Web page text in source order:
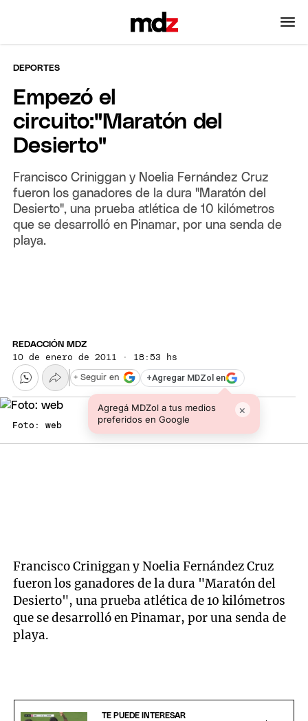
DEPORTES
Empezó el
circuito:"Maratón del
Desierto"
Francisco Criniggan y Noelia Fernández Cruz
fueron los ganadores de la dura "Maratón del
Desierto", una prueba atlética de 10 kilómetros
que se desarrolló en Pinamar, por una senda de
playa.
REDACCIÓN MDZ
10 de enero de 2011 · 18:53 hs
+Agregar MDZol en
Agregá MDZol a tus medios
preferidos en Google
×
+ Seguir en
Foto: web
Francisco Criniggan y Noelia Fernández Cruz
fueron los ganadores de la dura "Maratón del
Desierto", una prueba atlética de 10 kilómetros
que se desarrolló en Pinamar, por una senda de
playa.
TE PUEDE INTERESAR